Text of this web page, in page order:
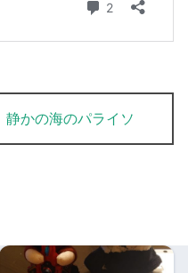
かの海のパライソ